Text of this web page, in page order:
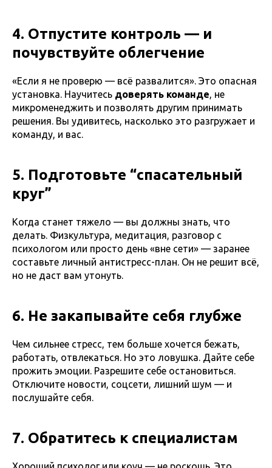
4. Отпустите контроль — и
почувствуйте облегчение
«Если я не проверю — всё развалится». Это опасная
установка. Научитесь доверять команде, не
микроменеджить и позволять другим принимать
решения. Вы удивитесь, насколько это разгружает и
команду, и вас.
5. Подготовьте “спасательный
круг”
Когда станет тяжело — вы должны знать, что
делать. Физкультура, медитация, разговор с
психологом или просто день «вне сети» — заранее
составьте личный антистресс-план. Он не решит всё,
но не даст вам утонуть.
6. Не закапывайте себя глубже
Чем сильнее стресс, тем больше хочется бежать,
работать, отвлекаться. Но это ловушка. Дайте себе
прожить эмоции. Разрешите себе остановиться.
Отключите новости, соцсети, лишний шум — и
послушайте себя.
7. Обратитесь к специалистам